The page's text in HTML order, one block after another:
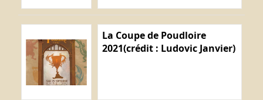
La Coupe de Poudloire
2021(crédit : Ludovic Janvier)